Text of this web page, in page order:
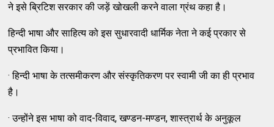
ने इसे ब्रिटिश सरकार की जड़ें खोखली करने वाला ग्रंथ कहा है।
हिन्‍दी भाषा और साहित्‍य को इस सुधारवादी धार्मिक नेता ने कई प्रकार से
प्रभावित किया।
· हिन्‍दी भाषा के तत्‍समीकरण और संस्‍कृतिकरण पर स्‍वामी जी का ही प्रभाव
है।
· उन्‍होंने इस भाषा को वाद-विवाद, खण्‍डन-मण्‍डन, शास्‍त्रार्थ के अनुकूल